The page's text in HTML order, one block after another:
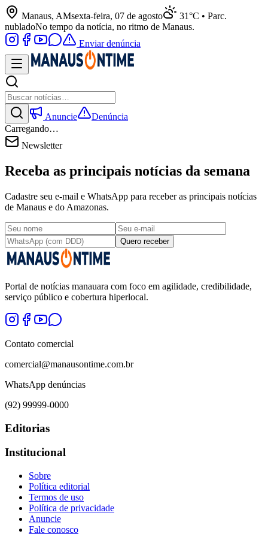
Manaus, AMsexta-feira, 07 de agosto
31°C • Parc.
nubladoNo tempo da notícia, no ritmo de Manaus.
Enviar denúncia
Anuncie
Denúncia
Carregando…
Newsletter
Receba as principais notícias da semana
Cadastre seu e-mail e WhatsApp para receber as principais notícias
de Manaus e do Amazonas.
Quero receber
Portal de notícias manauara com foco em agilidade, credibilidade,
serviço público e cobertura hiperlocal.
Contato comercial
comercial@manausontime.com.br
WhatsApp denúncias
(92) 99999-0000
Editorias
Institucional
Sobre
Política editorial
Termos de uso
Política de privacidade
Anuncie
Fale conosco